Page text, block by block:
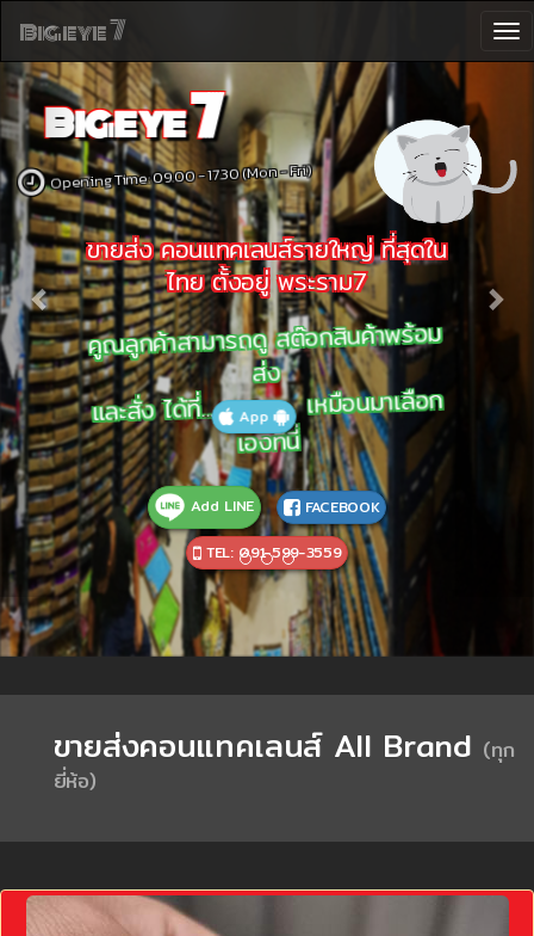
Bigeye7
Bigeye7
Opening Time: 09.00 - 17.30 (Mon - Fri.)
ขายส่ง คอนแทคเลนส์รายใหญ่ ที่สุดใน
ไทย ตั้งอยู่ พระราม7
คูณลูกค้าสามารถดู สต๊อกสินค้าพร้อม
ส่ง
และสั่ง ได้ที่... App เหมือนมาเลือก
เองที่นี่
Add LINE FACEBOOK
TEL: 091-599-3559
Previous
ขายส่งคอนแทคเลนส์ All Brand (ทุก
ยี่ห้อ)